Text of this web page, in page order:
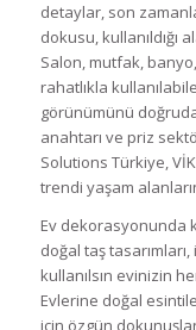
detaylar, son
dokusu, kullanıldığı
Salon, mutfak,
rahatlıkla
görünümünü
anahtarı ve priz
Solutions Türkiye,
trendi yaşam
Ev dekorasyonunda
doğal taş
kullanılsın evinizin
Evlerine doğal
için özgün